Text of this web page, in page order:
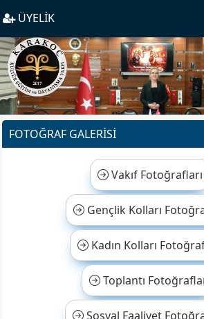
ÜYELİK
FOTOĞRAF GALERİSİ
Vakıf Fotoğrafları
Gençlik Kolları
Kadın Kolları
Toplantı
Sosyal Faaliyet